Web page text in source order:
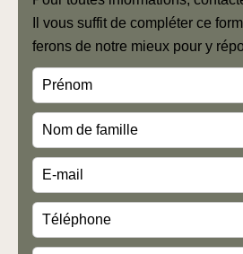
Il vous suffit de compléter ce
ferons de notre mieux pour y